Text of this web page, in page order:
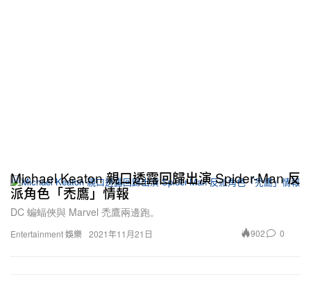
Entertainment 娛樂
Michael Keaton 親口透露回歸出演 Spider-Man 反
派角色「禿鷹」情報
DC 蝙蝠俠與 Marvel 禿鷹兩邊跑。
2021年11月21日 902 0